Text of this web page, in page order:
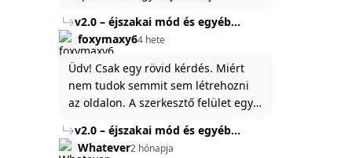
weboldal legújabb, 3.0-ás verzióját,
és vélhetően ez zavart be kicsit.Egy
baráti megjegyzés: ha nem fontos
és tud várni néhány napot a
tartalom, amit készíteni
szeretnél, inkább várj néhány napot,
mert ég és föld lesz a különbség a
jelenlegi rendszer és az új között -
v2.0 – éjszakai mód és egyéb
fejlesztések
foxymaxy64 hete
Üdv! Csak egy rövid kérdés. Miért
nem tudok semmit sem létrehozni
az oldalon. A szerkesztő felület egy
Köszönöm ha válaszoltok.
v2.0 – éjszakai mód és egyéb
fejlesztések
Whatever2 hónapja